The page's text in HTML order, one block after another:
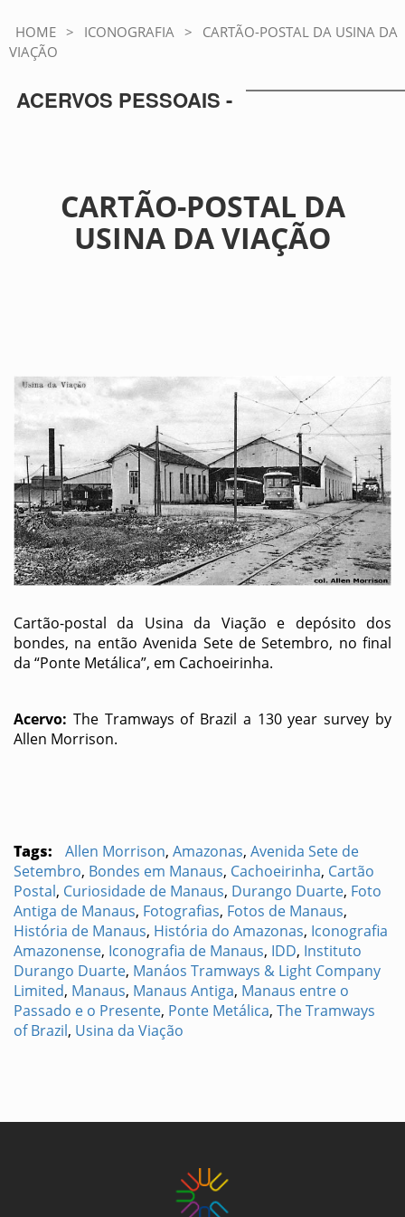
HOME > ICONOGRAFIA >
CARTÃO-POSTAL DA USINA DA
VIAÇÃO
ACERVOS PESSOAIS -
CARTÃO-POSTAL DA
USINA DA VIAÇÃO
Cartão-postal da Usina da Viação e depósito dos
bondes, na então Avenida Sete de Setembro, no final
da “Ponte Metálica”, em Cachoeirinha.
Acervo: The Tramways of Brazil a 130 year survey by
Allen Morrison.
Tags: Allen Morrison, Amazonas, Avenida Sete de
Setembro, Bondes em Manaus, Cachoeirinha, Cartão
Postal, Curiosidade de Manaus, Durango Duarte, Foto
Antiga de Manaus, Fotografias, Fotos de Manaus,
História de Manaus, História do Amazonas, Iconografia
Amazonense, Iconografia de Manaus, IDD, Instituto
Durango Duarte, Manáos Tramways & Light Company
Limited, Manaus, Manaus Antiga, Manaus entre o
Passado e o Presente, Ponte Metálica, The Tramways
of Brazil, Usina da Viação